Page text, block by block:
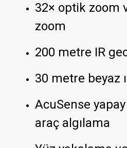
32× optik zoom
zoom
200 metre IR
30 metre beyaz
AcuSense
araç algılama